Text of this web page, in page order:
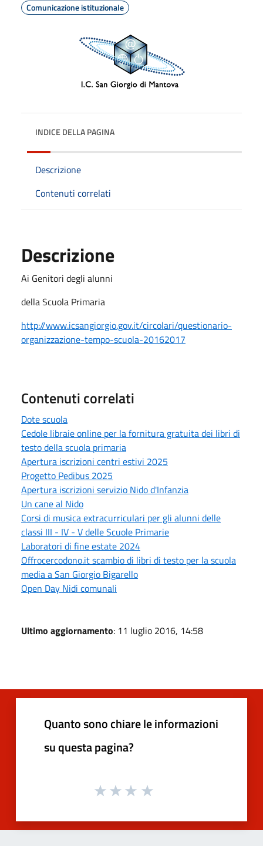
Comunicazione istituzionale
INDICE DELLA PAGINA
Descrizione
Contenuti correlati
Descrizione
Ai Genitori degli alunni
della Scuola Primaria
http://www.icsangiorgio.gov.it/circolari/questionario-
organizzazione-tempo-scuola-20162017
Contenuti correlati
Dote scuola
Cedole libraie online per la fornitura gratuita dei libri di
testo della scuola primaria
Apertura iscrizioni centri estivi 2025
Progetto Pedibus 2025
Apertura iscrizioni servizio Nido d'Infanzia
Un cane al Nido
Corsi di musica extracurriculari per gli alunni delle
classi III - IV - V delle Scuole Primarie
Laboratori di fine estate 2024
Offrocercodono.it scambio di libri di testo per la scuola
media a San Giorgio Bigarello
Open Day Nidi comunali
Ultimo aggiornamento: 11 luglio 2016, 14:58
Quanto sono chiare le informazioni
su questa pagina?